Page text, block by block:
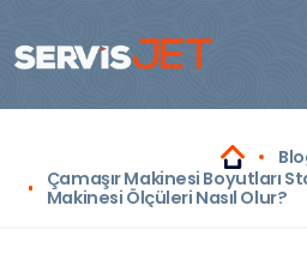
Çamaşır Makinesi Boyutları
Makinesi Ölçüleri Nasıl Olur?